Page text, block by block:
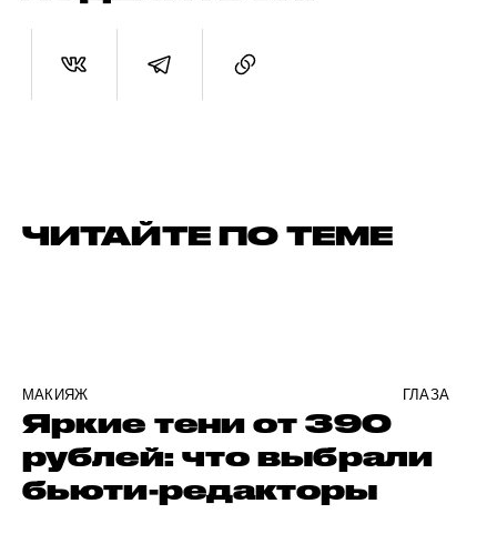
ЧИТАЙТЕ ПО ТЕМЕ
МАКИЯЖ ГЛАЗА
Яркие тени от 390
рублей: что выбрали
бьюти-редакторы